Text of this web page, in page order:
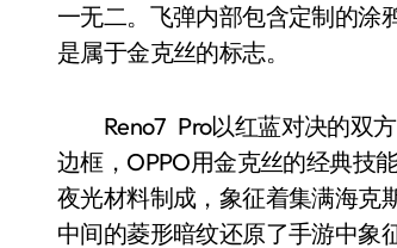
一无二。飞弹内部包含定制的涂
是属于金克丝的标志。
Reno7 Pro以红蓝对决的双方
边框，OPPO用金克丝的经典技
夜光材料制成，象征着集满海克
中间的菱形暗纹还原了手游中象